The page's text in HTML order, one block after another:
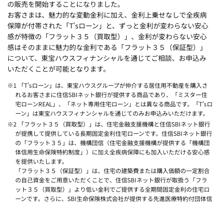
の販売を開始することになりました。
お客さまは、魅力的な変動金利に加え、金利上乗せなしで全疾病
保障が付帯された「T'sローン」と、ずっと金利が変わらない安心
感が特徴の「フラット３５（買取型）」、金利が変わらない安心
感はそのままに魅力的な金利である「フラット３５（保証型）」
について、東宝ハウスフィナンシャルを通じてご相談、お申込み
いただくことが可能となります。
※1 「T'sローン」は、東宝ハウスグループが仲介する居住用不動産を購入さ
れるお客さまに住信SBIネット銀行が提供する商品であり、「ミスター住
宅ローンREAL」、「ネット専用住宅ローン」とは異なる商品です。「T'sロ
ーン」は東宝ハウスフィナンシャルを通じてのみお申込みいただけます。
※2 「フラット３５（買取型）」は、住宅金融支援機構と住信SBIネット銀行
が提携して提供している長期固定金利住宅ローンです。住信SBIネット銀行
の「フラット３５」は、機構団信（住宅金融支援機構が提供する「機構団
体信用生命保険特約制度」）に加え全疾病保障にも加入いただける安心感
を提供いたします。
「フラット３５（保証型）」は、住宅の建築費または購入価額の一定割合
の自己資金をご用意いただくことで、住信SBIネット銀行が取扱う「フラ
ット３５（買取型）」より低い金利でご提供する全期間固定金利の住宅ロ
ーンです。さらに、SBI生命保険株式会社が提供する先進医療特約付団体信